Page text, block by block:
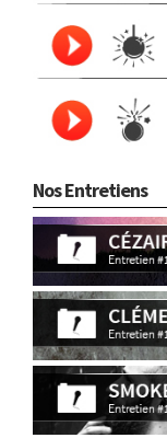
Nos Entretiens